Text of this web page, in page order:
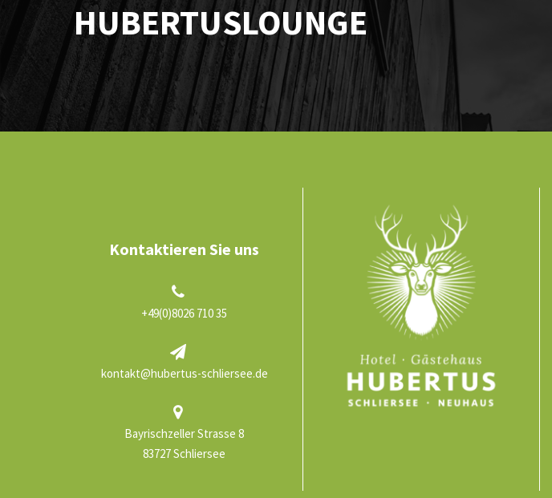
HUBERTUSLOUNGE
Kontaktieren Sie uns
+49(0)8026 710 35
kontakt@hubertus-schliersee.de
Bayrischzeller Strasse 8
83727 Schliersee